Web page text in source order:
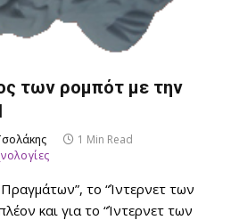
των ρομπότ με την
1 Min Read
το “Ίντερνετ των
και για το “Ίντερνετ των